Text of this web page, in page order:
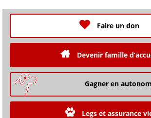
Faire un don
Devenir famille
Gagner en
Legs et assurance